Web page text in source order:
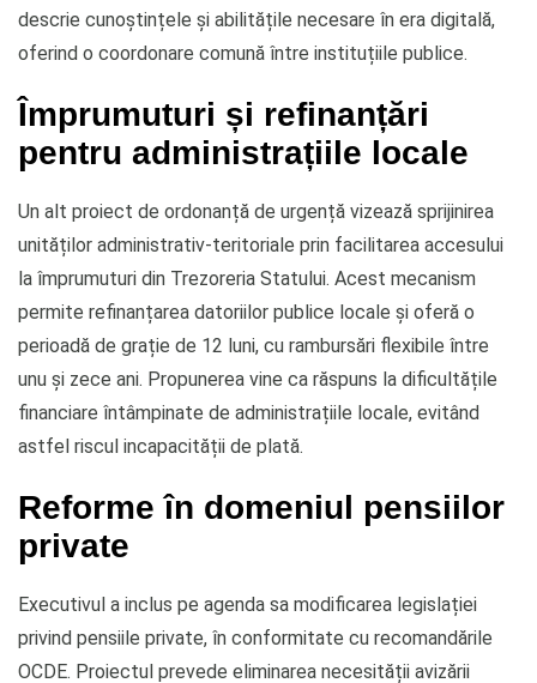
descrie cunoștințele și abilitățile necesare în era digitală,
oferind o coordonare comună între instituțiile publice.
Împrumuturi și refinanțări
pentru administrațiile locale
Un alt proiect de ordonanță de urgență vizează sprijinirea
unităților administrativ-teritoriale prin facilitarea accesului
la împrumuturi din Trezoreria Statului. Acest mecanism
permite refinanțarea datoriilor publice locale și oferă o
perioadă de grație de 12 luni, cu rambursări flexibile între
unu și zece ani. Propunerea vine ca răspuns la dificultățile
financiare întâmpinate de administrațiile locale, evitând
astfel riscul incapacității de plată.
Reforme în domeniul pensiilor
private
Executivul a inclus pe agenda sa modificarea legislației
privind pensiile private, în conformitate cu recomandările
OCDE. Proiectul prevede eliminarea necesității avizării